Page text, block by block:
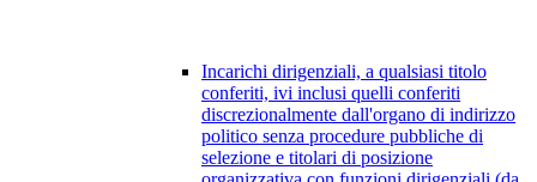
Incarichi dirigenziali, a qualsiasi titolo
conferiti, ivi inclusi quelli conferiti
discrezionalmente dall'organo di indirizzo
politico senza procedure pubbliche di
selezione e titolari di posizione